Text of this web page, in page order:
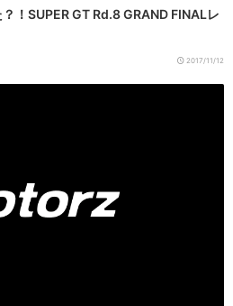
！SUPER GT Rd.8 GRAND FINALレ
2017/11/12